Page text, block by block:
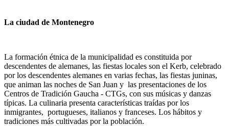
La ciudad de Montenegro
La formación étnica de la municipalidad es constituida por
descendentes de alemanes, las fiestas locales son el Kerb, celebrado
por los descendentes alemanes en varias fechas, las fiestas juninas,
que animan las noches de San Juan y las presentaciones de los
Centros de Tradición Gaucha - CTGs, con sus músicas y danzas
típicas. La culinaria presenta características traídas por los
inmigrantes, portugueses, italianos y franceses. Los hábitos y
tradiciones más cultivadas por la población.